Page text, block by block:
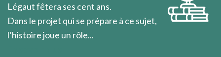
Légaut fêtera ses cent ans.
Dans le projet qui se prépare à ce sujet,
l’histoire joue un rôle...